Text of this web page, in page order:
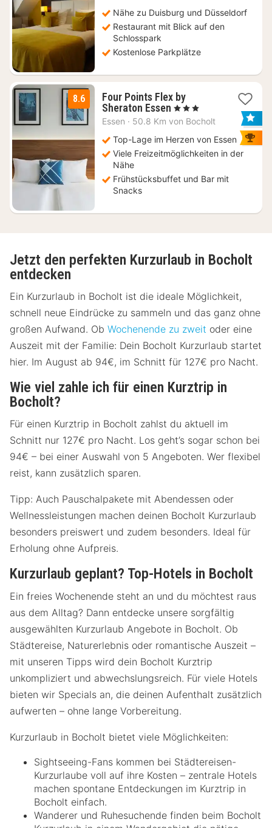
€
Nähe zu Duisburg und Düsseldorf
Restaurant mit Blick auf den
Schlosspark
Kostenlose Parkplätze
8.6
Four Points Flex by
Sheraton Essen 1
Nacht
96,60
€
, 3 Sterne
Essen · 50.8 Km von Bocholt
Top-Lage im Herzen von Essen
Viele Freizeitmöglichkeiten in der
Nähe
Frühstücksbuffet und Bar mit
Snacks
Jetzt den perfekten Kurzurlaub in Bocholt
entdecken
Ein Kurzurlaub in Bocholt ist die ideale Möglichkeit,
schnell neue Eindrücke zu sammeln und das ganz ohne
großen Aufwand. Ob Wochenende zu zweit oder eine
Auszeit mit der Familie: Dein Bocholt Kurzurlaub startet
hier. Im August ab 94€, im Schnitt für 127€ pro Nacht.
Wie viel zahle ich für einen Kurztrip in
Bocholt?
Für einen Kurztrip in Bocholt zahlst du aktuell im
Schnitt nur 127€ pro Nacht. Los geht’s sogar schon bei
94€ – bei einer Auswahl von 5 Angeboten. Wer flexibel
reist, kann zusätzlich sparen.
Tipp: Auch Pauschalpakete mit Abendessen oder
Wellnessleistungen machen deinen Bocholt Kurzurlaub
besonders preiswert und zudem besonders. Ideal für
Erholung ohne Aufpreis.
Kurzurlaub geplant? Top-Hotels in Bocholt
Ein freies Wochenende steht an und du möchtest raus
aus dem Alltag? Dann entdecke unsere sorgfältig
ausgewählten Kurzurlaub Angebote in Bocholt. Ob
Städtereise, Naturerlebnis oder romantische Auszeit –
mit unseren Tipps wird dein Bocholt Kurztrip
unkompliziert und abwechslungsreich. Für viele Hotels
bieten wir Specials an, die deinen Aufenthalt zusätzlich
aufwerten – ohne lange Vorbereitung.
Kurzurlaub in Bocholt bietet viele Möglichkeiten:
Sightseeing-Fans kommen bei Städtereisen-
Kurzurlaube voll auf ihre Kosten – zentrale Hotels
machen spontane Entdeckungen im Kurztrip in
Bocholt einfach.
Wanderer und Ruhesuchende finden beim Bocholt